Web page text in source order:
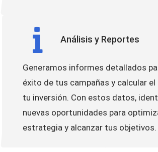
Análisis y Reportes
Generamos informes detallados
éxito de tus campañas y calcular
tu inversión. Con estos datos,
nuevas oportunidades para
estrategia y alcanzar tus objetivos.